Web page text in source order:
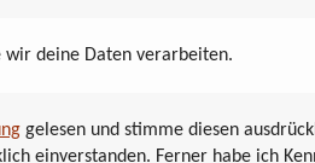
deine Daten verarbeiten.
gelesen und stimme diesen
einverstanden. Ferner habe ich